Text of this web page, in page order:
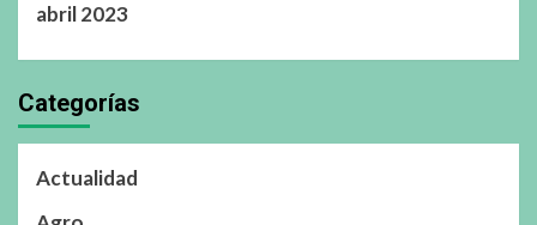
abril 2023
Categorías
Actualidad